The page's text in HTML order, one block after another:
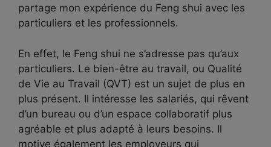
partage mon expérience du Feng shui avec les
particuliers et les professionnels.
En effet, le Feng shui ne s’adresse pas qu’aux
particuliers. Le bien-être au travail, ou Qualité
de Vie au Travail (QVT) est un sujet de plus en
plus présent. Il intéresse les salariés, qui rêvent
d’un bureau ou d’un espace collaboratif plus
agréable et plus adapté à leurs besoins. Il
motive également les employeurs qui